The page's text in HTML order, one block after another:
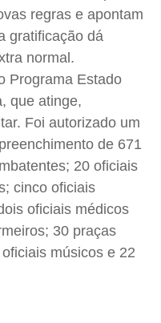
regras e apontam
gratificação dá
normal.
Programa Estado
que atinge,
Foi autorizado um
de 671
20 oficiais
cinco oficiais
oficiais médicos
30 praças
músicos e 22